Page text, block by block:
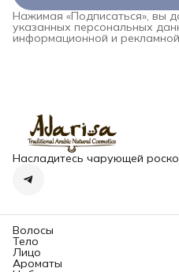
Нажимая «Подписаться», вы
указанных персональных
информационной и
Насладитесь чарующей
Волосы
Тело
Лицо
Ароматы